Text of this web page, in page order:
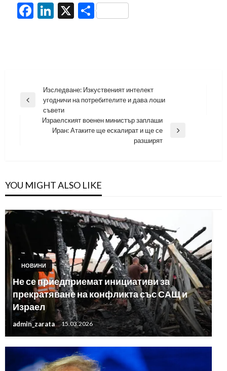
Facebook
LinkedIn
X Share
Навигация
Previous
Изследване: Изкуственият интелект
угодничи на потребителите и дава лоши
съвети
Израелският военен министър заплаши
Иран: Атаките ще ескалират и ще се
разширят
YOU MIGHT ALSO LIKE
НОВИНИ
Не се приедприемат инициативи за
прекратяване на конфликта със САЩ и
Израел
admin_zarata 15.03.2026